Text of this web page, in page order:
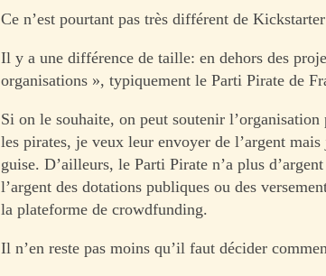
Ce n’est pourtant pas très différent de
Il y a une différence de taille: en dehors des
organisations », typiquement le Parti Pirate de
Si on le souhaite, on peut soutenir
les pirates, je veux leur envoyer de l’argent
guise. D’ailleurs, le Parti Pirate n’a plus
l’argent des dotations publiques ou des
la plateforme de crowdfunding.
Il n’en reste pas moins qu’il faut décider